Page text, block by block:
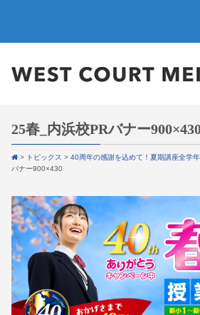
25春_内浜校PRバナー
> トピックス > 40周年の感謝を込めて！夏期講座全学年
バナー900×430